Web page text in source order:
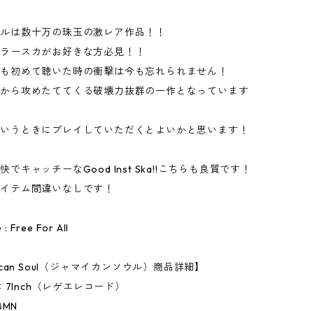
は数十万の珠玉の激レア作品！！
ースカがお好きな方必見！！
初めて聴いた時の衝撃は今も忘れられません！
ら攻めたててくる破壊力抜群の一作となっています
うときにプレイしていただくとよいかと思います！
でキャッチーなGood Inst Ska!!こちらも良質です！
テム間違いなしです！
: Free For All
Soul（ジャマイカンソウル）商品詳細】
（レゲエレコード）